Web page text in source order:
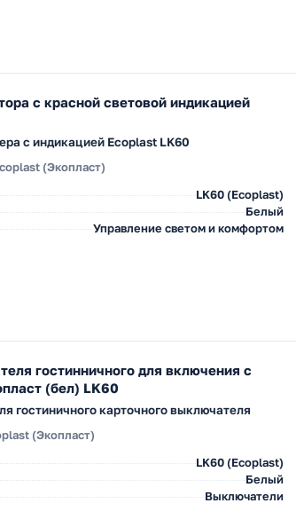
с красной световой индикацией
с индикацией Ecoplast LK60
(Экопласт)
LK60 (Ecoplast)
Белый
Управление светом и комфортом
гостинничного для включения с
(бел) LK60
гостиничного карточного выключателя
(Экопласт)
LK60 (Ecoplast)
Белый
Выключатели